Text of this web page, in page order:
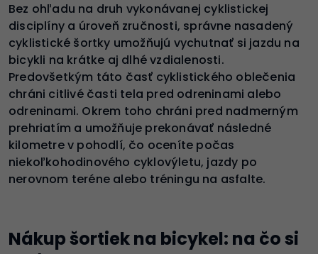
Bez ohľadu na druh vykonávanej cyklistickej
disciplíny a úroveň zručnosti, správne nasadený
cyklistické šortky umožňujú vychutnať si jazdu na
bicykli na krátke aj dlhé vzdialenosti.
Predovšetkým táto časť cyklistického oblečenia
chráni citlivé časti tela pred odreninami alebo
odreninami. Okrem toho chráni pred nadmerným
prehriatím a umožňuje prekonávať následné
kilometre v pohodlí, čo oceníte počas
niekoľkohodinového cyklovýletu, jazdy po
nerovnom teréne alebo tréningu na asfalte.
Nákup šortiek na bicykel: na čo si